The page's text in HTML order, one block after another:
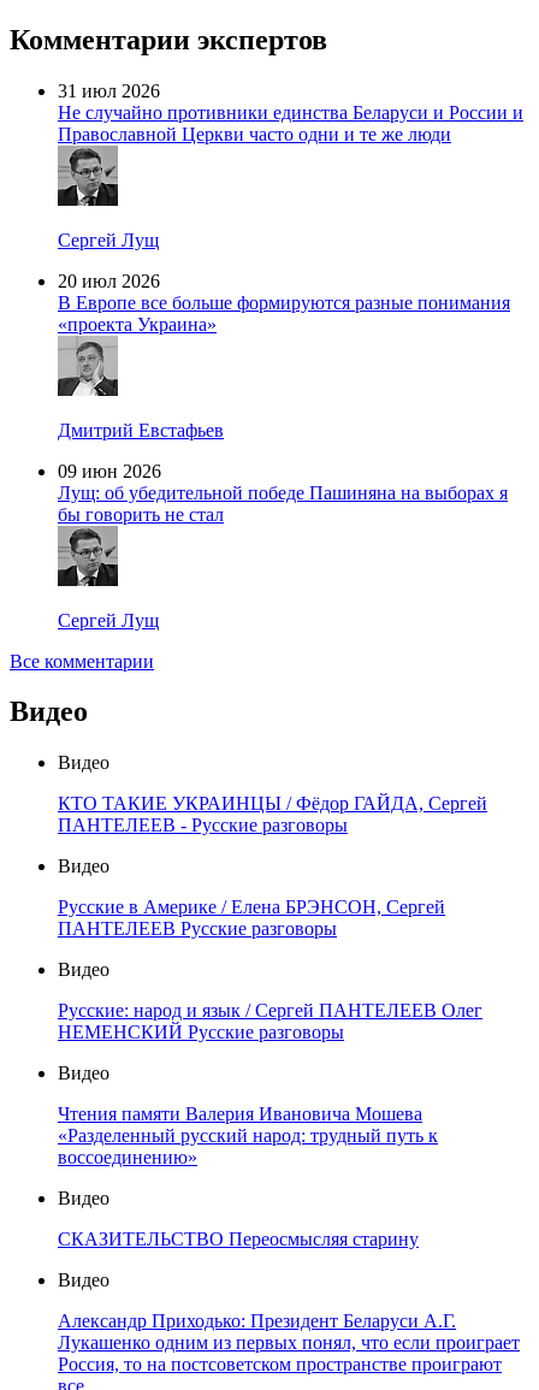
Комментарии экспертов
31 июл 2026
Не случайно противники единства Беларуси и России и
Православной Церкви часто одни и те же люди
Сергей Лущ
20 июл 2026
В Европе все больше формируются разные понимания
«проекта Украина»
Дмитрий Евстафьев
09 июн 2026
Лущ: об убедительной победе Пашиняна на выборах я
бы говорить не стал
Сергей Лущ
Все комментарии
Видео
Видео
КТО ТАКИЕ УКРАИНЦЫ / Фёдор ГАЙДА, Сергей
ПАНТЕЛЕЕВ - Русские разговоры
Видео
Русские в Америке / Елена БРЭНСОН, Сергей
ПАНТЕЛЕЕВ Русские разговоры
Видео
Русские: народ и язык / Сергей ПАНТЕЛЕЕВ Олег
НЕМЕНСКИЙ Русские разговоры
Видео
Чтения памяти Валерия Ивановича Мошева
«Разделенный русский народ: трудный путь к
воссоединению»
Видео
СКАЗИТЕЛЬСТВО Переосмысляя старину
Видео
Александр Приходько: Президент Беларуси А.Г.
Лукашенко одним из первых понял, что если проиграет
Россия, то на постсоветском пространстве проиграют